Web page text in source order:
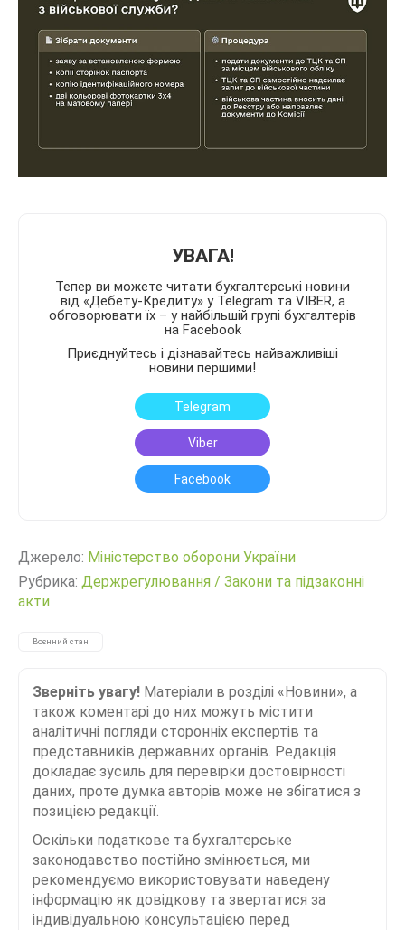
УВАГА!
Тепер ви можете читати бухгалтерські новини
від «Дебету-Кредиту» у Telegram та VIBER, а
обговорювати їх – у найбільшій групі бухгалтерів
на Facebook
Приєднуйтесь і дізнавайтесь найважливіші
новини першими!
Telegram
Viber
Facebook
Джерело: Міністерство оборони України
Рубрика: Держрегулювання / Закони та підзаконні
акти
Воєнний стан
Зверніть увагу! Матеріали в розділі «Новини», а
також коментарі до них можуть містити
аналітичні погляди сторонніх експертів та
представників державних органів. Редакція
докладає зусиль для перевірки достовірності
даних, проте думка авторів може не збігатися з
позицією редакції.
Оскільки податкове та бухгалтерське
законодавство постійно змінюється, ми
рекомендуємо використовувати наведену
інформацію як довідкову та звертатися за
індивідуальною консультацією перед